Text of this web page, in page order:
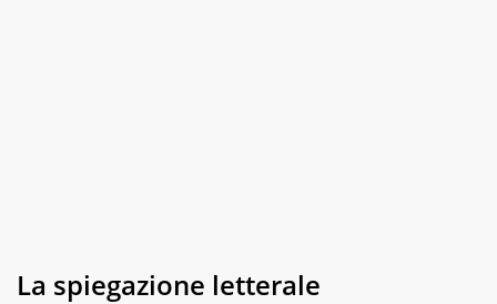
La spiegazione letterale